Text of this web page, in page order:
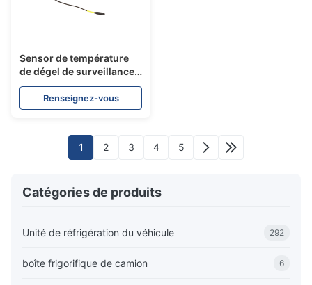
Sensor de température
de dégel de surveillance
de la température précise
pour une gestion efficace
du dégel dans les unités
camions avec des
performances fiables
Renseignez-vous
1 2 3 4 5
Catégories de produits
Unité de réfrigération du véhicule 292
boîte frigorifique de camion 6